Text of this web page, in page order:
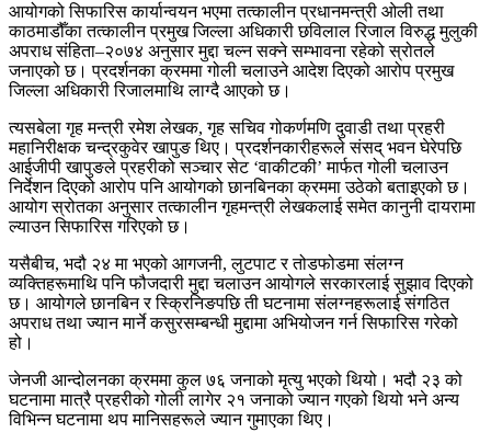
आयोगको सिफारिस कार्यान्वयन भएमा तत्कालीन प्रधानमन्त्री ओली तथा
काठमाडौँका तत्कालीन प्रमुख जिल्ला अधिकारी छविलाल रिजाल विरुद्ध मुलुकी
अपराध संहिता–२०७४ अनुसार मुद्दा चल्न सक्ने सम्भावना रहेको स्रोतले
जनाएको छ। प्रदर्शनका क्रममा गोली चलाउने आदेश दिएको आरोप प्रमुख
जिल्ला अधिकारी रिजालमाथि लाग्दै आएको छ।
त्यसबेला गृह मन्त्री रमेश लेखक, गृह सचिव गोकर्णमणि दुवाडी तथा प्रहरी
महानिरीक्षक चन्द्रकुवेर खापुङ थिए। प्रदर्शनकारीहरूले संसद् भवन घेरेपछि
आईजीपी खापुङले प्रहरीको सञ्चार सेट ‘वाकीटकी’ मार्फत गोली चलाउन
निर्देशन दिएको आरोप पनि आयोगको छानबिनका क्रममा उठेको बताइएको छ।
आयोग स्रोतका अनुसार तत्कालीन गृहमन्त्री लेखकलाई समेत कानुनी दायरामा
ल्याउन सिफारिस गरिएको छ।
यसैबीच, भदौ २४ मा भएको आगजनी, लुटपाट र तोडफोडमा संलग्न
व्यक्तिहरूमाथि पनि फौजदारी मुद्दा चलाउन आयोगले सरकारलाई सुझाव दिएको
छ। आयोगले छानबिन र स्क्रिनिङपछि ती घटनामा संलग्नहरूलाई संगठित
अपराध तथा ज्यान मार्ने कसुरसम्बन्धी मुद्दामा अभियोजन गर्न सिफारिस गरेको
हो।
जेनजी आन्दोलनका क्रममा कुल ७६ जनाको मृत्यु भएको थियो। भदौ २३ को
घटनामा मात्रै प्रहरीको गोली लागेर २१ जनाको ज्यान गएको थियो भने अन्य
विभिन्न घटनामा थप मानिसहरूले ज्यान गुमाएका थिए।